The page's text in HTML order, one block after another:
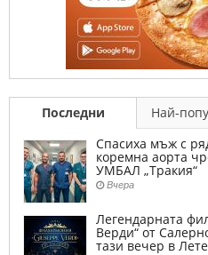
Последни Най-
Спасиха мъж с
коремна аорта
УМБАЛ „Тракия“
Вчера
Легендарната
Верди“ от
тази вечер в